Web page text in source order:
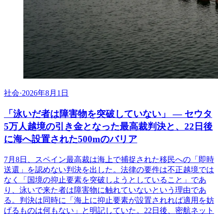
社会·2026年8月1日
「泳いだ者は障害物を突破していない」 ― セウタ
5万人越境の引き金となった最高裁判決と、22日後
に海へ設置された500mのバリア
7月8日、スペイン最高裁は海上で捕捉された移民への「即時
送還」を認めない判決を出した。法律の要件は不正越境では
なく「国境の抑止要素を突破しようとしていること」であ
り、泳いで来た者は障害物に触れていないという理由であ
る。判決は同時に「海上に抑止要素が設置されれば適用を妨
げるものは何もない」と明記していた。22日後、密航ネット